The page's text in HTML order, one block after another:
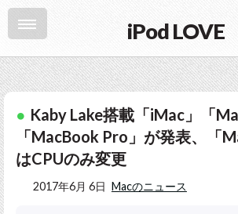
iPod LOVE
Kaby Lake搭載「iMac」「
「MacBook Pro」が発表、「
はCPUのみ変更
2017年6月 6日 Macのニュース